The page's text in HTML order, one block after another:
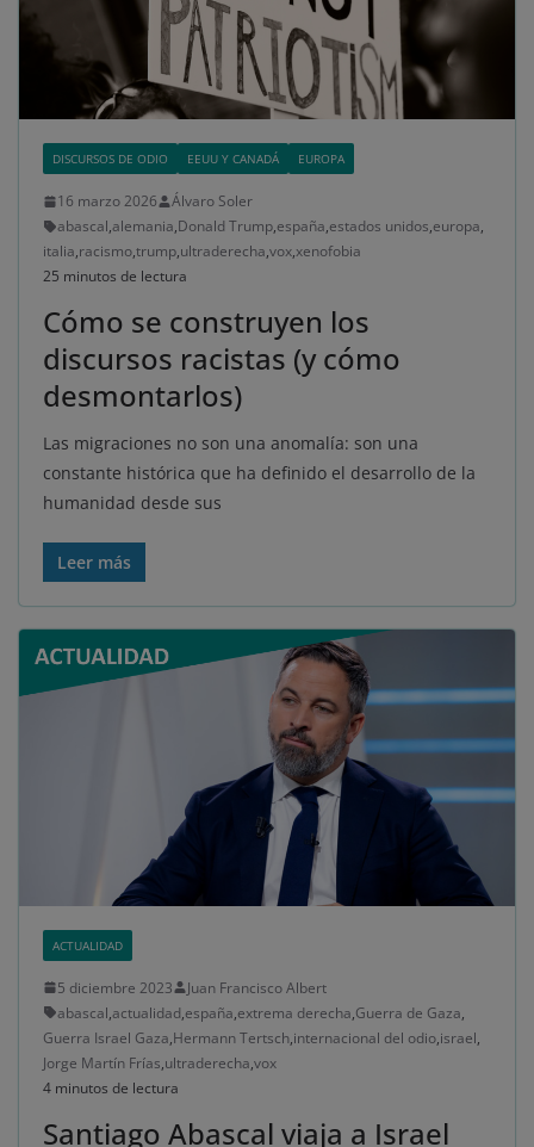
DISCURSOS DE ODIO EEUU Y CANADÁ EUROPA
16 marzo 2026
Álvaro Soler
abascal,alemania,Donald Trump,españa,estados unidos,europa,
italia,racismo,trump,ultraderecha,vox,xenofobia
25 minutos de lectura
Cómo se construyen los
discursos racistas (y cómo
desmontarlos)
Las migraciones no son una anomalía: son una
constante histórica que ha definido el desarrollo de la
humanidad desde sus
Leer más
ACTUALIDAD
5 diciembre 2023
Juan Francisco Albert
abascal,actualidad,españa,extrema derecha,Guerra de Gaza,
Guerra Israel Gaza,Hermann Tertsch,internacional del odio,israel,
Jorge Martín Frías,ultraderecha,vox
4 minutos de lectura
Santiago Abascal viaja a Israel